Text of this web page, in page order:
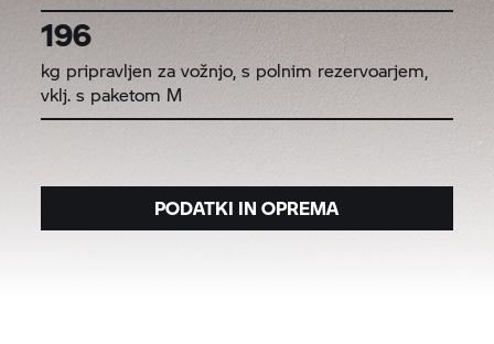
196
kg pripravljen za vožnjo, s polnim rezervoarjem,
vklj. s paketom M
PODATKI IN OPREMA